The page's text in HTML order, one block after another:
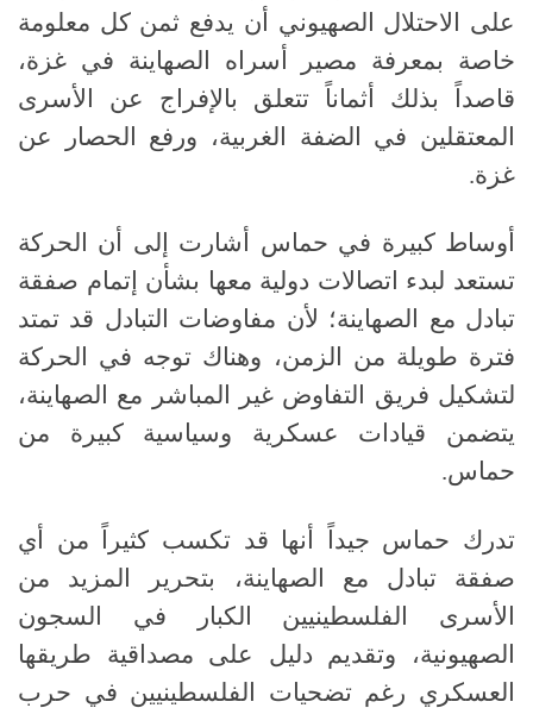
على الاحتلال الصهيوني أن يدفع ثمن كل معلومة
خاصة بمعرفة مصير أسراه الصهاينة في غزة،
قاصداً بذلك أثماناً تتعلق بالإفراج عن الأسرى
المعتقلين في الضفة الغربية، ورفع الحصار عن
غزة.
أوساط كبيرة في حماس أشارت إلى أن الحركة
تستعد لبدء اتصالات دولية معها بشأن إتمام صفقة
تبادل مع الصهاينة؛ لأن مفاوضات التبادل قد تمتد
فترة طويلة من الزمن، وهناك توجه في الحركة
لتشكيل فريق التفاوض غير المباشر مع الصهاينة،
يتضمن قيادات عسكرية وسياسية كبيرة من
حماس.
تدرك حماس جيداً أنها قد تكسب كثيراً من أي
صفقة تبادل مع الصهاينة، بتحرير المزيد من
الأسرى الفلسطينيين الكبار في السجون
الصهيونية، وتقديم دليل على مصداقية طريقها
العسكري رغم تضحيات الفلسطينيين في حرب